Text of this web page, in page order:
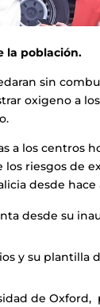
la población.
sin
oxigeno a
a los centros
los riesgos de
desde hace
desde su
y su plantilla
de Oxford,